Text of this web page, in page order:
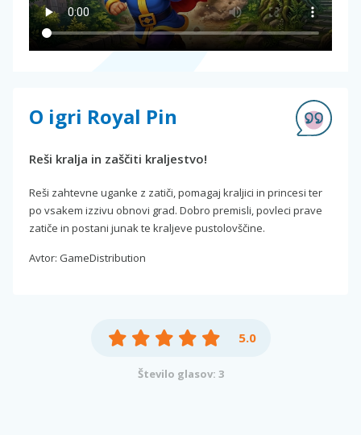
O igri Royal Pin
Reši kralja in zaščiti kraljestvo!
Reši zahtevne uganke z zatiči, pomagaj kraljici in princesi ter
po vsakem izzivu obnovi grad. Dobro premisli, povleci prave
zatiče in postani junak te kraljeve pustolovščine.
Avtor: GameDistribution
5.0
Število glasov: 3